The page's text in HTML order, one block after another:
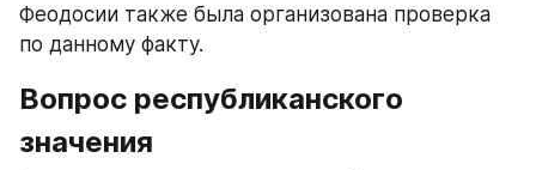
Феодосии также была организована проверка
по данному факту.
Вопрос республиканского
значения